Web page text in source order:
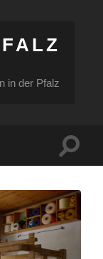
in der Pfalz